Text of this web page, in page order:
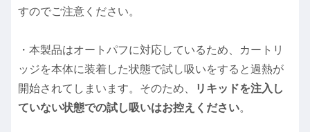
すのでご注意ください。
・本製品はオートパフに対応しているため、カートリ
ッジを本体に装着した状態で試し吸いをすると過熱が
開始されてしまいます。そのため、
リキッドを注入し
ていない状態での試し吸いはお控えください。